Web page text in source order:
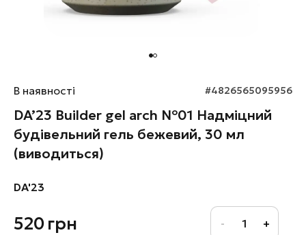
В наявності #4826565095956
DA’23 Builder gel arch №01 Надміцний
будівельний гель бежевий, 30 мл
(виводиться)
DA'23
520грн